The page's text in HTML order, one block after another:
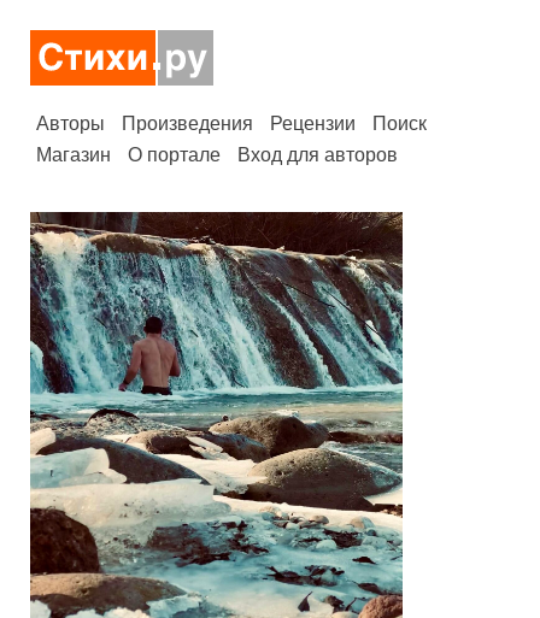
Авторы Произведения Рецензии
Поиск
Магазин
О портале Вход для авторов